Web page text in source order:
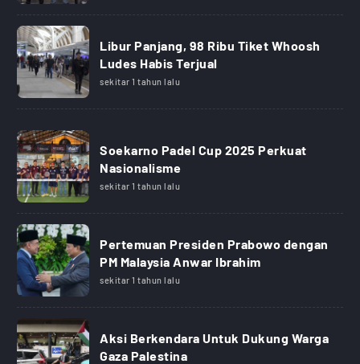
Libur Panjang, 98 Ribu Tiket Whoosh
Ludes Habis Terjual
sekitar 1 tahun lalu
Soekarno Padel Cup 2025 Perkuat
Nasionalisme
sekitar 1 tahun lalu
Pertemuan Presiden Prabowo dengan
PM Malaysia Anwar Ibrahim
sekitar 1 tahun lalu
Aksi Berkendara Untuk Dukung Warga
Gaza Palestina